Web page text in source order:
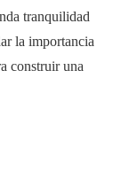
tranquilidad
la importancia
construir una